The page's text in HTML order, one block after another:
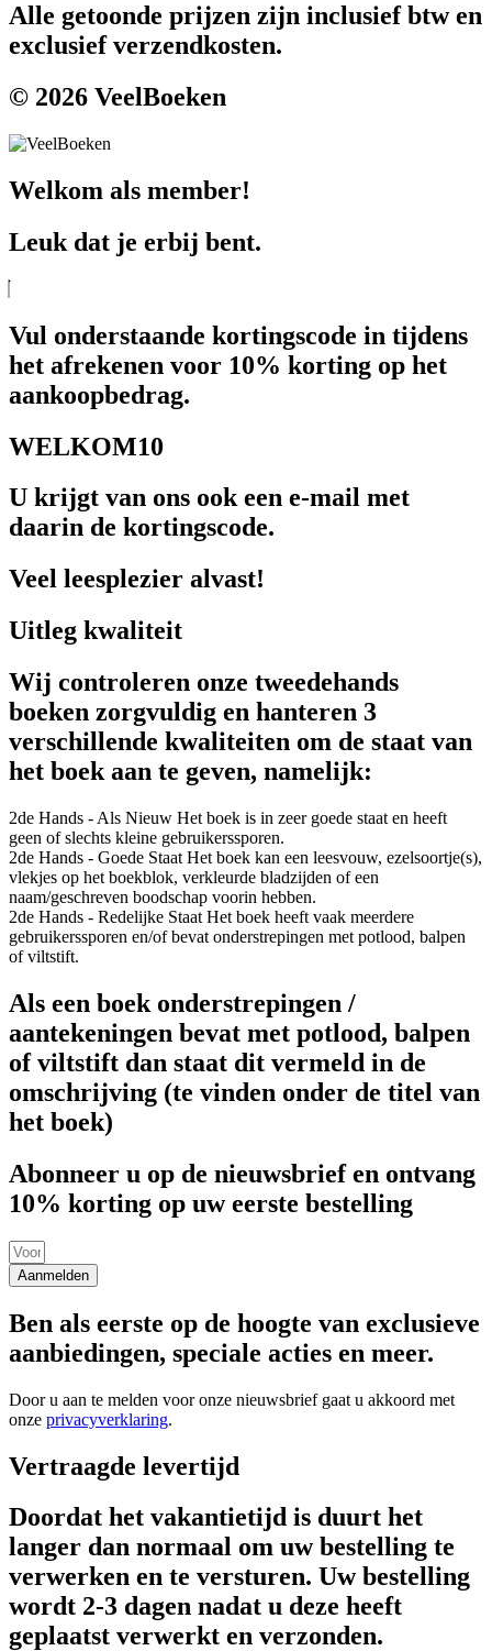
Alle getoonde prijzen zijn inclusief btw en
exclusief verzendkosten.
© 2026 VeelBoeken
Welkom als member!
Leuk dat je erbij bent.
Vul onderstaande kortingscode in tijdens
het afrekenen voor 10% korting op het
aankoopbedrag.
WELKOM10
U krijgt van ons ook een e-mail met
daarin de kortingscode.
Veel leesplezier alvast!
Uitleg kwaliteit
Wij controleren onze tweedehands
boeken zorgvuldig en hanteren 3
verschillende kwaliteiten om de staat van
het boek aan te geven, namelijk:
2de Hands - Als Nieuw Het boek is in zeer goede staat en heeft
geen of slechts kleine gebruikerssporen.
2de Hands - Goede Staat Het boek kan een leesvouw, ezelsoortje(s),
vlekjes op het boekblok, verkleurde bladzijden of een
naam/geschreven boodschap voorin hebben.
2de Hands - Redelijke Staat Het boek heeft vaak meerdere
gebruikerssporen en/of bevat onderstrepingen met potlood, balpen
of viltstift.
Als een boek onderstrepingen /
aantekeningen bevat met potlood, balpen
of viltstift dan staat dit vermeld in de
omschrijving (te vinden onder de titel van
het boek)
Abonneer u op de nieuwsbrief en ontvang
10% korting op uw eerste bestelling
Aanmelden
Ben als eerste op de hoogte van exclusieve
aanbiedingen, speciale acties en meer.
Door u aan te melden voor onze nieuwsbrief gaat u akkoord met
onze privacyverklaring.
Vertraagde levertijd
Doordat het vakantietijd is duurt het
langer dan normaal om uw bestelling te
verwerken en te versturen. Uw bestelling
wordt 2-3 dagen nadat u deze heeft
geplaatst verwerkt en verzonden.